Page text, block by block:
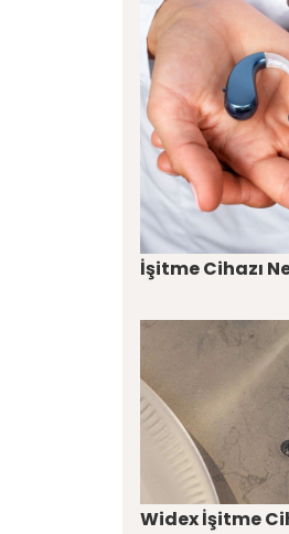
İşitme Cihazı
Widex İşitme